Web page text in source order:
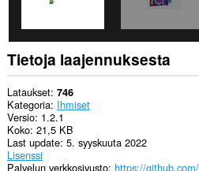
Tietoja laajennuksesta
Lataukset 746
Kategoria Ihmiset
Versio 1.2.1
Koko 21,5 KB
Last update 5. syyskuuta 2022
Lisenssi
Palvelun verkkosivusto https://